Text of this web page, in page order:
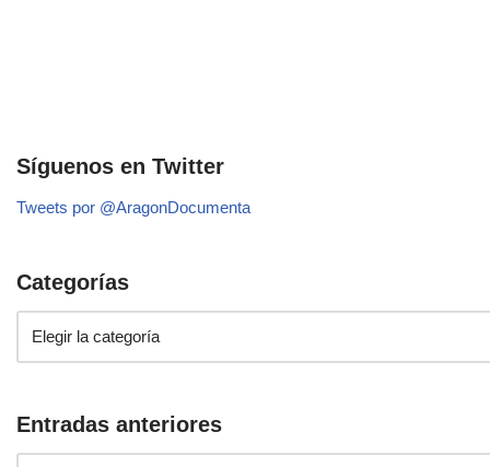
Síguenos en Twitter
Tweets por @AragonDocumenta
Categorías
Entradas anteriores